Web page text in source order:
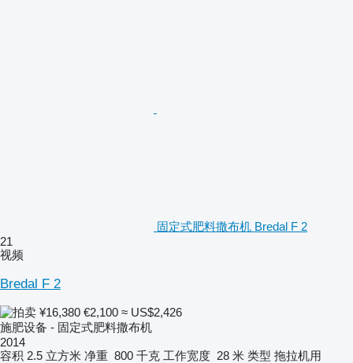
固定式肥料撒布机 Bredal F 2
21
视频
Bredal F 2
¥16,380 €2,100 ≈ US$2,426
施肥设备 - 固定式肥料撒布机
2014
容积 2.5 立方米 净重 800 千克 工作宽度 28 米 类型 拖拉机用